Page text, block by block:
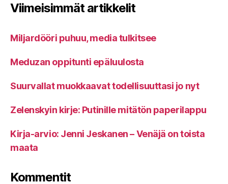
Viimeisimmät artikkelit
Miljardööri puhuu, media tulkitsee
Meduzan oppitunti epäluulosta
Suurvallat muokkaavat todellisuuttasi jo nyt
Zelenskyin kirje: Putinille mitätön paperilappu
Kirja-arvio: Jenni Jeskanen – Venäjä on toista
maata
Kommentit